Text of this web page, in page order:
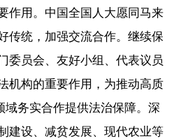
作用。中国全国人大愿同马来
传统，加强交流合作。继续保
委员会、友好小组、代表议员
机构的重要作用，为推动高质
域务实合作提供法治保障。深
建设、减贫发展、现代农业等